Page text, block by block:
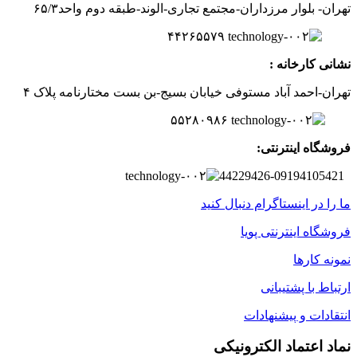
تهران- بلوار مرزداران-مجتمع تجاری-الوند-طبقه دوم واحد۶ ۵/۳
۲۶۵۵۷۹
نشانی کارخانه :
تهران- احمد آباد مستوفی خیابان بسیج-بن بست مختارنامه پلاک ۴
فروشگاه اینترنتی:
44229426-09194105421
ما را در اینستاگرام دنبال کنید
فروشگاه اینترنتی پویا
نمونه کارها
ارتباط با پشتیبانی
انتقادات و پیشنهادات
نماد اعتماد الکترونیکی